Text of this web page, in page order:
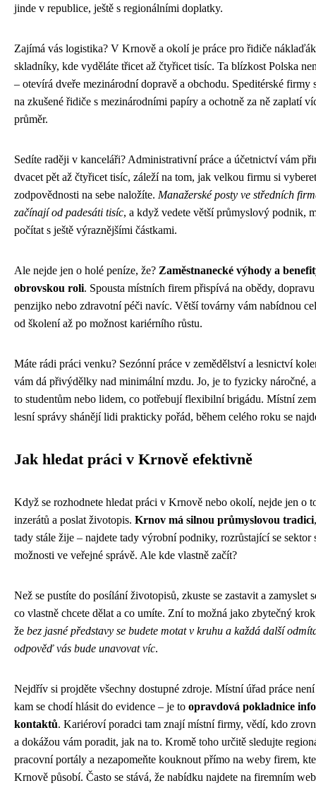
jinde v republice, ještě s regionálními doplatky.
Zajímá vás logistika? V Krnově a okolí je práce pro řidiče
skladníky, kde vyděláte třicet až čtyřicet tisíc. Ta blízkost Polska
– otevírá dveře mezinárodní dopravě a obchodu. Speditérské firmy
na zkušené řidiče s mezinárodními papíry a ochotně za ně zaplatí
průměr.
Sedíte raději v kanceláři? Administrativní práce a účetnictví vám
dvacet pět až čtyřicet tisíc, záleží na tom, jak velkou firmu si
zodpovědnosti na sebe naložíte. Manažerské posty ve středních
začínají od padesáti tisíc, a když vedete větší průmyslový podnik,
počítat s ještě výraznějšími částkami.
Ale nejde jen o holé peníze, že? Zaměstnanecké výhody a
obrovskou roli. Spousta místních firem přispívá na obědy,
penzijko nebo zdravotní péči navíc. Větší továrny vám nabídnou
od školení až po možnost kariérního růstu.
Máte rádi práci venku? Sezónní práce v zemědělství a lesnictví
vám dá přivýdělky nad minimální mzdu. Jo, je to fyzicky náročné,
to studentům nebo lidem, co potřebují flexibilní brigádu. Místní
lesní správy shánějí lidi prakticky pořád, během celého roku se
Jak hledat práci v Krnově efektivně
Když se rozhodnete hledat práci v Krnově nebo okolí, nejde jen o
inzerátů a poslat životopis. Krnov má silnou průmyslovou tradici
tady stále žije – najdete tady výrobní podniky, rozrůstající se sektor
možnosti ve veřejné správě. Ale kde vlastně začít?
Než se pustíte do posílání životopisů, zkuste se zastavit a zamyslet
co vlastně chcete dělat a co umíte. Zní to možná jako zbytečný
že bez jasné představy se budete motat v kruhu a každá další
odpověď vás bude unavovat víc.
Nejdřív si projděte všechny dostupné zdroje. Místní úřad práce
kam se chodí hlásit do evidence – je to opravdová pokladnice
kontaktů. Kariéroví poradci tam znají místní firmy, vědí, kdo
a dokážou vám poradit, jak na to. Kromě toho určitě sledujte
pracovní portály a nezapomeňte kouknout přímo na weby firem,
Krnově působí. Často se stává, že nabídku najdete na firemním